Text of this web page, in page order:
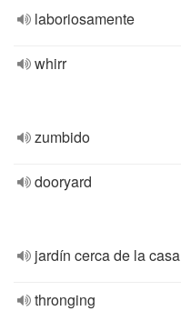
laboriosamente
whirr
zumbido
dooryard
jardín cerca de la casa
thronging